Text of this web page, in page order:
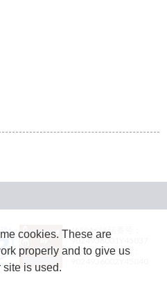
cookies. These are
properly and to give us
site is used.
JASRAC許諾番号：
9024936001Y45037
JASRAC許諾番号：